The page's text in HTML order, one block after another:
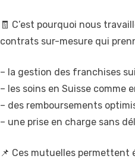
🧾 C’est pourquoi nous
contrats sur-mesure qui
– la gestion des franchises
– les soins en Suisse comme
– des remboursements
– une prise en charge sans
📌 Ces mutuelles permettent